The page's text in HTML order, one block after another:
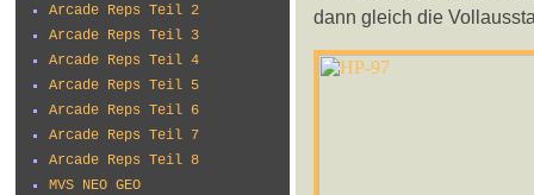
Arcade Reps Teil 2
Arcade Reps Teil 3
Arcade Reps Teil 4
Arcade Reps Teil 5
Arcade Reps Teil 6
Arcade Reps Teil 7
Arcade Reps Teil 8
MVS NEO GEO
dann gleich die